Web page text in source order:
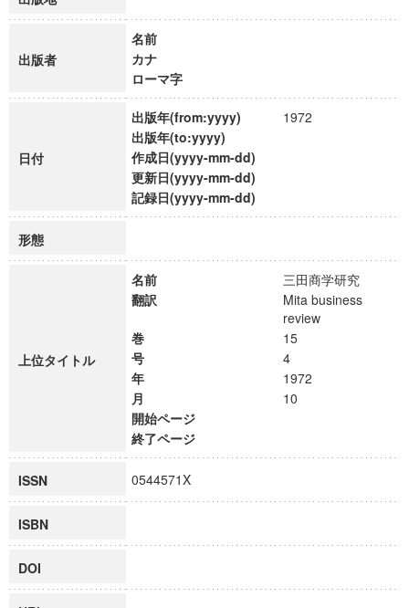
出版者
名前
カナ
ローマ字
日付
出版年(from:yyyy)
1972
出版年(to:yyyy)
作成日(yyyy-mm-dd)
更新日(yyyy-mm-dd)
記録日(yyyy-mm-dd)
形態
上位タイトル
名前
三田商学研究
翻訳
Mita business
review
巻
15
号
4
年
1972
月
10
開始ページ
終了ページ
ISSN 0544571X
ISBN
DOI